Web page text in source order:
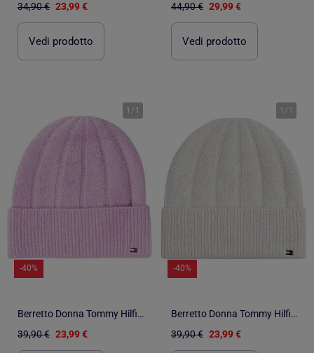
34,90 € 23,99 €
Vedi prodotto
44,90 € 29,99 €
Vedi prodotto
1 / 1
-40%
Berretto Donna Tommy Hilfiger
39,90 € 23,99 €
1 / 1
-40%
Berretto Donna Tommy Hilfiger
39,90 € 23,99 €